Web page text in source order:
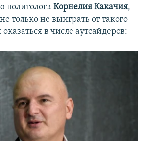
политолога Корнелия Какачия,
только не выиграть от такого
в числе аутсайдеров: